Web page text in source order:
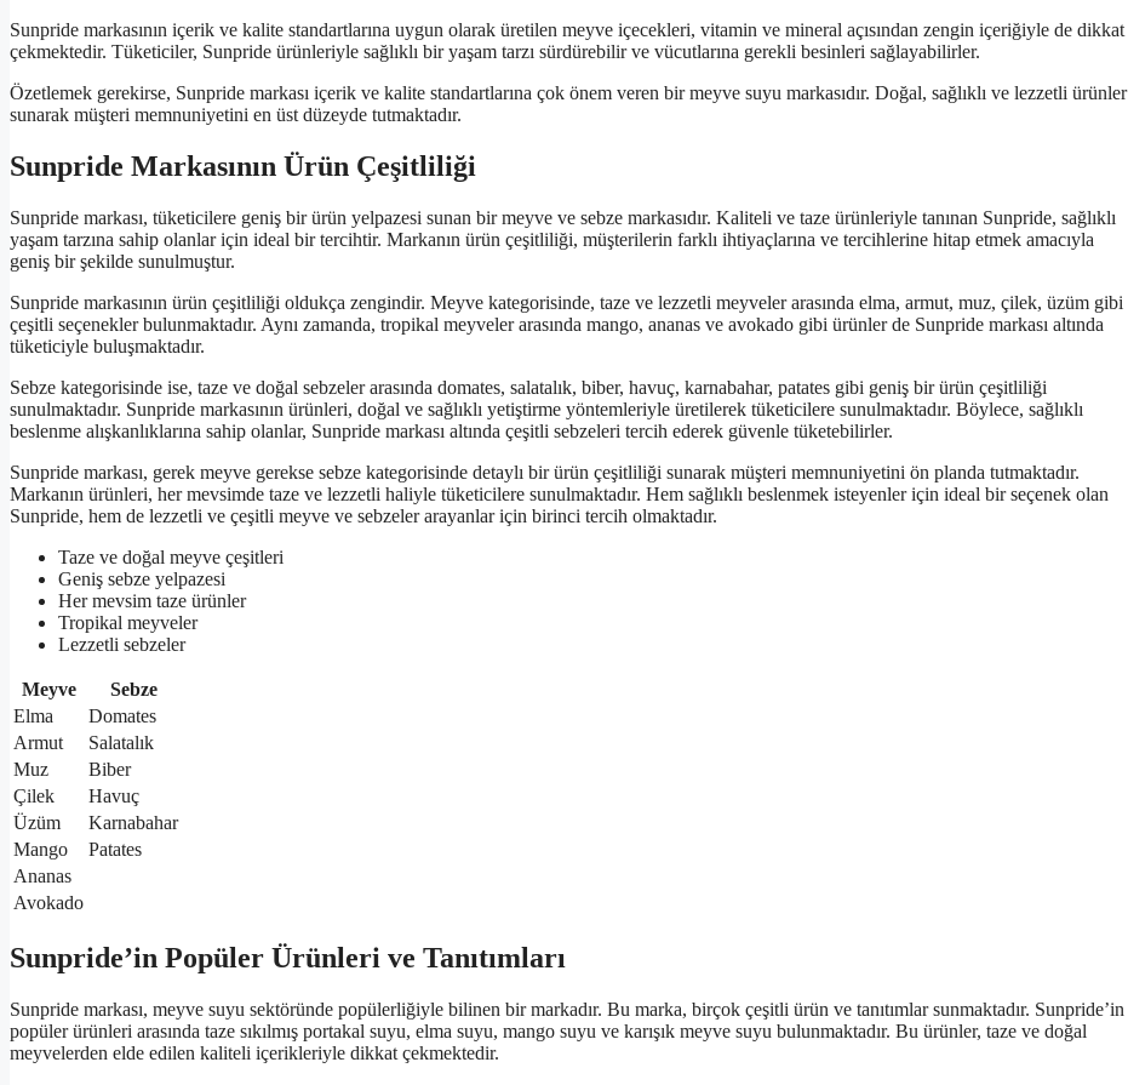
Sunpride markasının içerik ve kalite standartlarına uygun olarak üretilen meyve içecekleri, vitamin ve mineral açısından zengin içeriğiyle de dikkat
çekmektedir. Tüketiciler, Sunpride ürünleriyle sağlıklı bir yaşam tarzı sürdürebilir ve vücutlarına gerekli besinleri sağlayabilirler.
Özetlemek gerekirse, Sunpride markası içerik ve kalite standartlarına çok önem veren bir meyve suyu markasıdır. Doğal, sağlıklı ve lezzetli ürünler
sunarak müşteri memnuniyetini en üst düzeyde tutmaktadır.
Sunpride Markasının Ürün Çeşitliliği
Sunpride markası, tüketicilere geniş bir ürün yelpazesi sunan bir meyve ve sebze markasıdır. Kaliteli ve taze ürünleriyle tanınan Sunpride, sağlıklı
yaşam tarzına sahip olanlar için ideal bir tercihtir. Markanın ürün çeşitliliği, müşterilerin farklı ihtiyaçlarına ve tercihlerine hitap etmek amacıyla
geniş bir şekilde sunulmuştur.
Sunpride markasının ürün çeşitliliği oldukça zengindir. Meyve kategorisinde, taze ve lezzetli meyveler arasında elma, armut, muz, çilek, üzüm gibi
çeşitli seçenekler bulunmaktadır. Aynı zamanda, tropikal meyveler arasında mango, ananas ve avokado gibi ürünler de Sunpride markası altında
tüketiciyle buluşmaktadır.
Sebze kategorisinde ise, taze ve doğal sebzeler arasında domates, salatalık, biber, havuç, karnabahar, patates gibi geniş bir ürün çeşitliliği
sunulmaktadır. Sunpride markasının ürünleri, doğal ve sağlıklı yetiştirme yöntemleriyle üretilerek tüketicilere sunulmaktadır. Böylece, sağlıklı
beslenme alışkanlıklarına sahip olanlar, Sunpride markası altında çeşitli sebzeleri tercih ederek güvenle tüketebilirler.
Sunpride markası, gerek meyve gerekse sebze kategorisinde detaylı bir ürün çeşitliliği sunarak müşteri memnuniyetini ön planda tutmaktadır.
Markanın ürünleri, her mevsimde taze ve lezzetli haliyle tüketicilere sunulmaktadır. Hem sağlıklı beslenmek isteyenler için ideal bir seçenek olan
Sunpride, hem de lezzetli ve çeşitli meyve ve sebzeler arayanlar için birinci tercih olmaktadır.
Taze ve doğal meyve çeşitleri
Geniş sebze yelpazesi
Her mevsim taze ürünler
Tropikal meyveler
Lezzetli sebzeler
Meyve
Sebze
Elma
Domates
Armut
Salatalık
Muz
Biber
Çilek
Havuç
Üzüm
Karnabahar
Mango
Patates
Ananas
Avokado
Sunpride’in Popüler Ürünleri ve Tanıtımları
Sunpride markası, meyve suyu sektöründe popülerliğiyle bilinen bir markadır. Bu marka, birçok çeşitli ürün ve tanıtımlar sunmaktadır. Sunpride’in
popüler ürünleri arasında taze sıkılmış portakal suyu, elma suyu, mango suyu ve karışık meyve suyu bulunmaktadır. Bu ürünler, taze ve doğal
meyvelerden elde edilen kaliteli içerikleriyle dikkat çekmektedir.